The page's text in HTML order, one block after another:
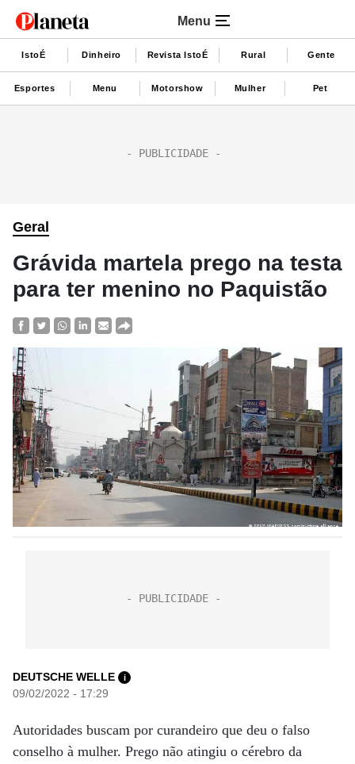
Menu
IstoÉ Dinheiro Revista IstoÉ Rural Gente
Esportes Menu Motorshow Mulher Pet
Geral
Grávida martela prego na testa
para ter menino no Paquistão
DEUTSCHE WELLE i
09/02/2022 - 17:29
Autoridades buscam por curandeiro que deu o falso
conselho à mulher. Prego não atingiu o cérebro da